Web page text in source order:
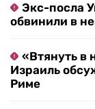
Экс-посла
обвинили в
«Втянуть в
Израиль
Риме